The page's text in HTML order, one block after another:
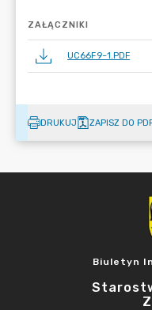
ZAŁĄCZNIKI
UC66F9~1.PDF
DRUKUJ ZAPISZ DO
Biuletyn